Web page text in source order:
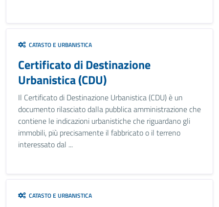
CATASTO E URBANISTICA
Certificato di Destinazione
Urbanistica (CDU)
Il Certificato di Destinazione Urbanistica (CDU) è un
documento rilasciato dalla pubblica amministrazione che
contiene le indicazioni urbanistiche che riguardano gli
immobili, più precisamente il fabbricato o il terreno
interessato dal ...
CATASTO E URBANISTICA